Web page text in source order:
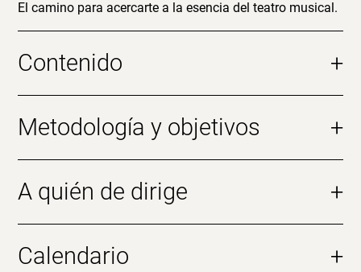
El camino para acercarte a la esencia del teatro musical.
Contenido +
Metodología y objetivos +
A quién de dirige +
Calendario +